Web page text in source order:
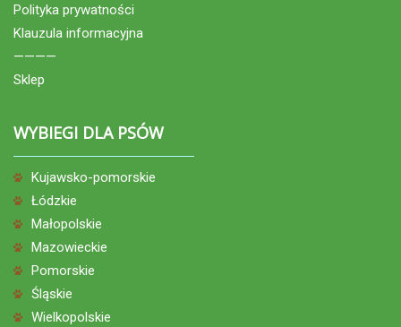
Polityka prywatności
Klauzula informacyjna
————
Sklep
WYBIEGI DLA PSÓW
Kujawsko-pomorskie
Łódzkie
Małopolskie
Mazowieckie
Pomorskie
Śląskie
Wielkopolskie